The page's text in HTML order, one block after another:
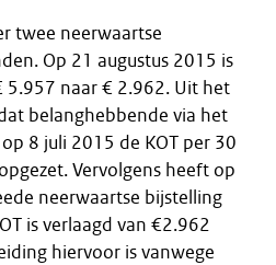
twee neerwaartse
Op 21 augustus 2015 is
5.957 naar € 2.962. Uit het
belanghebbende via het
8 juli 2015 de KOT per 30
Vervolgens heeft op
neerwaartse bijstelling
is verlaagd van €2.962
hiervoor is vanwege